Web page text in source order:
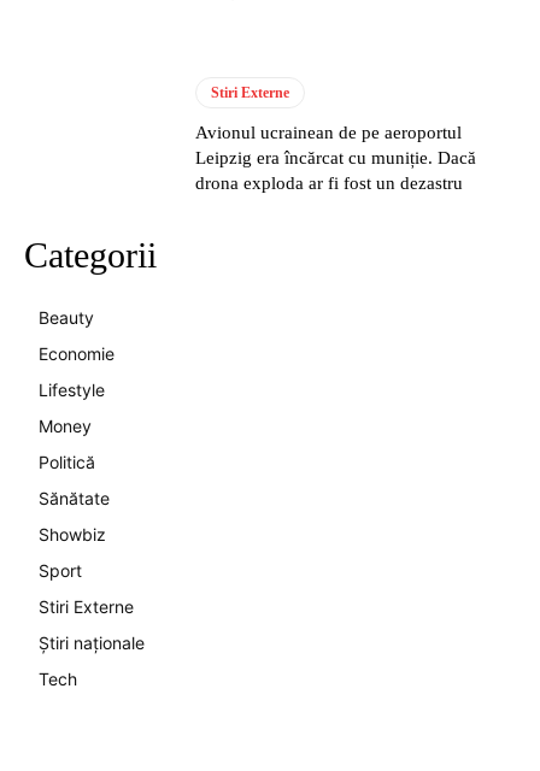
Stiri Externe
Avionul ucrainean de pe aeroportul
Leipzig era încărcat cu muniție. Dacă
drona exploda ar fi fost un dezastru
Categorii
Beauty
Economie
Lifestyle
Money
Politică
Sănătate
Showbiz
Sport
Stiri Externe
Știri naționale
Tech